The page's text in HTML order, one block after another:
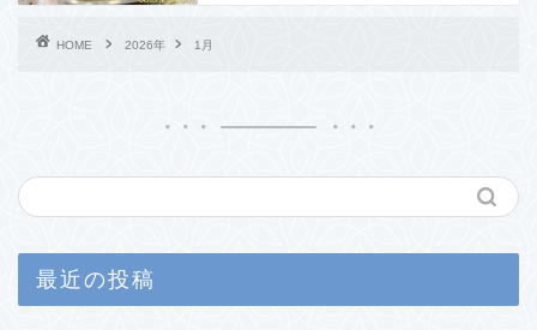
HOME 2026年 1月
最近の投稿